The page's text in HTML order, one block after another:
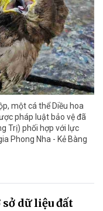
một cá thể Diều hoa
pháp luật bảo vệ đã
Trị) phối hợp với lực
Phong Nha - Kẻ Bàng
dữ liệu đất